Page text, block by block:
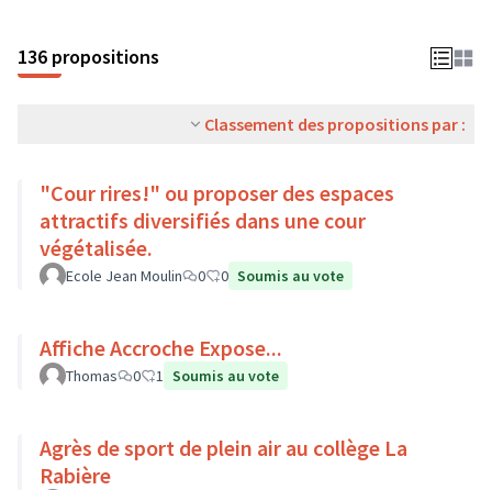
136 propositions
Classement des propositions par :
"Cour rires!" ou proposer des espaces
attractifs diversifiés dans une cour
végétalisée.
Ecole Jean Moulin 0 0 Soumis au vote
Affiche Accroche Expose...
Thomas 0 1 Soumis au vote
Agrès de sport de plein air au collège La
Rabière